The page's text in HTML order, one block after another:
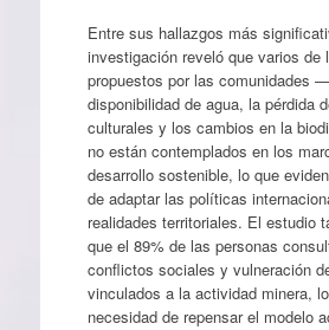
Entre sus hallazgos más
investigación reveló que varios de
propuestos por las comunidades
disponibilidad de agua, la pérdida
culturales y los cambios en la
no están contemplados en los
desarrollo sostenible, lo que
de adaptar las políticas
realidades territoriales. El estudio
que el 89% de las personas
conflictos sociales y vulneración
vinculados a la actividad minera,
necesidad de repensar el modelo